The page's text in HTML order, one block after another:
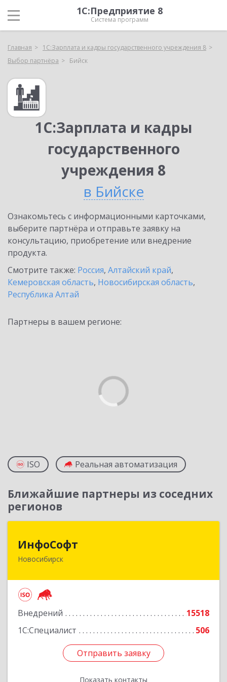
1С:Предприятие 8
Система программ
Главная
1С:Зарплата и кадры государственного учреждения 8
Выбор партнёра
Бийск
1С:Зарплата и кадры
государственного
учреждения 8
в Бийске
Ознакомьтесь с информационными карточками,
выберите партнёра и отправьте заявку на
консультацию, приобретение или внедрение
продукта.
Смотрите также: Россия, Алтайский край,
Кемеровская область, Новосибирская область,
Республика Алтай
Партнеры в вашем регионе:
ISO Реальная автоматизация
Ближайшие партнеры из соседних
регионов
ИнфоСофт
Новосибирск
Внедрений
15518
1С:Специалист
506
Отправить заявку
Показать контакты
630091, Новосибирская обл, Новосибирск г,
Отправить заявку
Назад